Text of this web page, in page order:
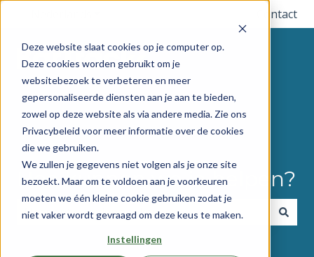
Deze website slaat cookies op je computer op.
Deze cookies worden gebruikt om je
websitebezoek te verbeteren en meer
gepersonaliseerde diensten aan je aan te bieden,
zowel op deze website als via andere media. Zie ons
Privacybeleid voor meer informatie over de cookies
die we gebruiken.
We zullen je gegevens niet volgen als je onze site
bezoekt. Maar om te voldoen aan je voorkeuren
moeten we één kleine cookie gebruiken zodat je
niet vaker wordt gevraagd om deze keus te maken.
Instellingen
Contact
Hoe kunnen we je helpen?
Er zijn geen suggesties want het zoekveld is leeg.